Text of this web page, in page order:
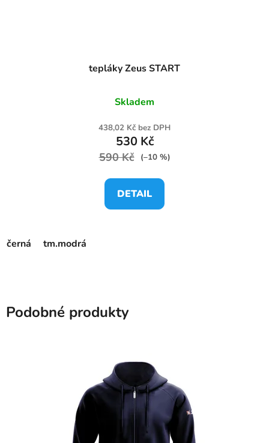
tepláky Zeus START
Skladem
438,02 Kč bez DPH
530 Kč
590 Kč (–10 %)
DETAIL
černá tm.modrá
Podobné produkty